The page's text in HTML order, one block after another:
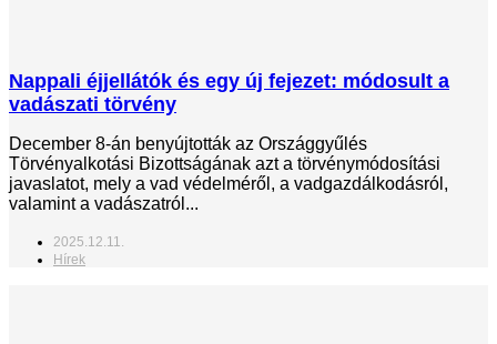
Nappali éjjellátók és egy új fejezet: módosult a
vadászati törvény
December 8-án benyújtották az Országgyűlés
Törvényalkotási Bizottságának azt a törvénymódosítási
javaslatot, mely a vad védelméről, a vadgazdálkodásról,
valamint a vadászatról...
2025.12.11.
Hírek